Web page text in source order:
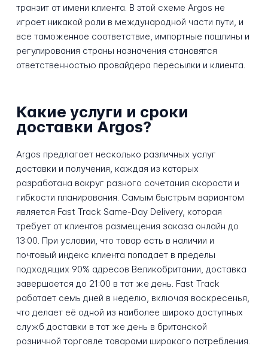
транзит от имени клиента. В этой схеме Argos не
играет никакой роли в международной части пути, и
все таможенное соответствие, импортные пошлины и
регулирования страны назначения становятся
ответственностью провайдера пересылки и клиента.
Какие услуги и сроки
доставки Argos?
Argos предлагает несколько различных услуг
доставки и получения, каждая из которых
разработана вокруг разного сочетания скорости и
гибкости планирования. Самым быстрым вариантом
является Fast Track Same-Day Delivery, которая
требует от клиентов размещения заказа онлайн до
13:00. При условии, что товар есть в наличии и
почтовый индекс клиента попадает в пределы
подходящих 90% адресов Великобритании, доставка
завершается до 21:00 в тот же день. Fast Track
работает семь дней в неделю, включая воскресенья,
что делает её одной из наиболее широко доступных
служб доставки в тот же день в британской
розничной торговле товарами широкого потребления.